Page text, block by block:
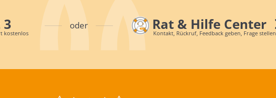
3
kostenlos
oder Rat & Hilfe Center
Kontakt, Rückruf, Feedback geben, Frage stellen